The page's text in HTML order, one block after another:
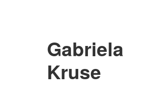
Gabriela
Kruse